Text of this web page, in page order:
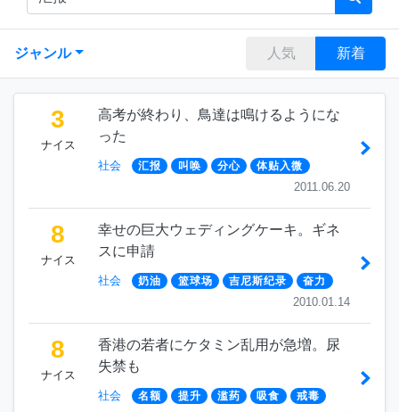
ジャンル 人気 新着
3
ナイス
高考が終わり、鳥達は鳴けるようにな
った
社会 汇报 叫唤 分心 体贴入微
2011.06.20
8
ナイス
幸せの巨大ウェディングケーキ。ギネ
スに申請
社会 奶油 篮球场 吉尼斯纪录 奋力
2010.01.14
8
ナイス
香港の若者にケタミン乱用が急増。尿
失禁も
社会 名额 提升 滥药 吸食 戒毒